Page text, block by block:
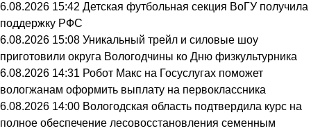
6.08.2026 15:42 Детская футбольная секция ВоГУ получила
поддержку РФС
6.08.2026 15:08 Уникальный трейл и силовые шоу
приготовили округа Вологодчины ко Дню физкультурника
6.08.2026 14:31 Робот Макс на Госуслугах поможет
вологжанам оформить выплату на первоклассника
6.08.2026 14:00 Вологодская область подтвердила курс на
полное обеспечение лесовосстановления семенным